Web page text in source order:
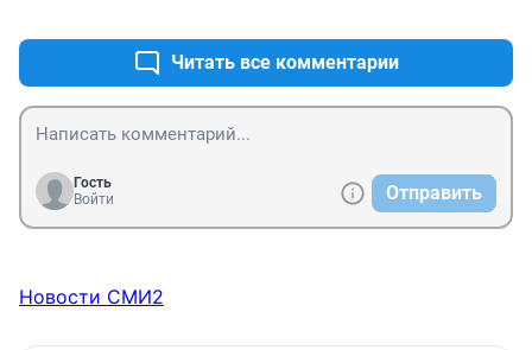
Читать все комментарии
Гость
Войти
Отправить
Новости СМИ2